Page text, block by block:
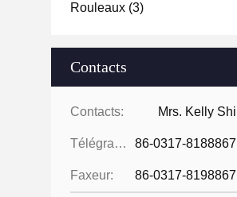
Rouleaux (3)
Contacts
Contacts: Mrs. Kelly Shi
Télégramme: 86-0317-8188867
Faxeur: 86-0317-8198867